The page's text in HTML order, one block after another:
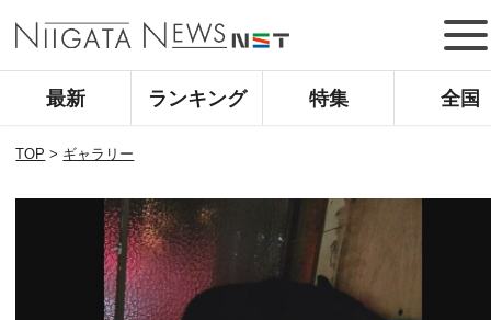
最新 ランキング 特集 全国
TOP > ギャラリー